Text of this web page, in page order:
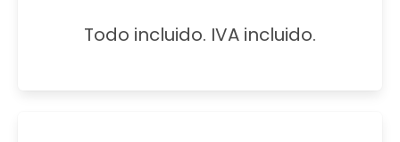
Todo incluido. IVA incluido.